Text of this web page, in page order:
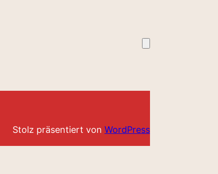
Stolz präsentiert von WordPress